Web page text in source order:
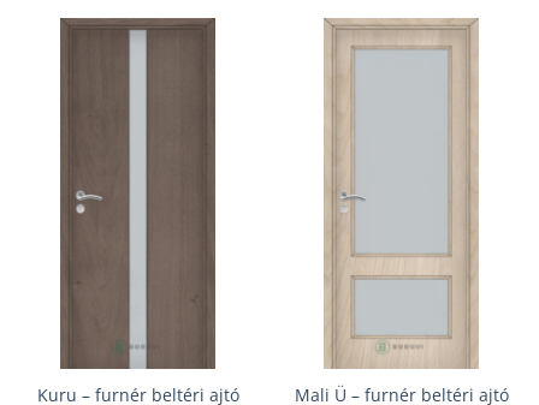
Kuru – furnér beltéri ajtó Mali Ü – furnér beltéri ajtó